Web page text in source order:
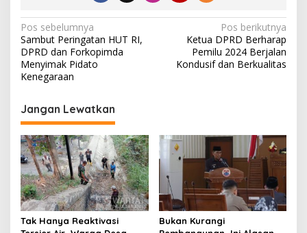
N
a
v
i
g
a
s
i
p
o
s
Pos sebelumnya
Sambut Peringatan HUT RI,
DPRD dan Forkopimda
Menyimak Pidato
Kenegaraan
Pos berikutnya
Ketua DPRD Berharap
Pemilu 2024 Berjalan
Kondusif dan Berkualitas
Jangan Lewatkan
Tak Hanya Reaktivasi
Bukan Kurangi